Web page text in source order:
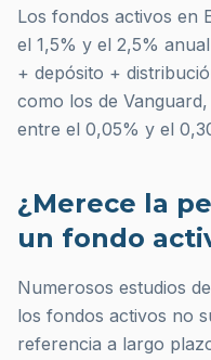
Los fondos activos en
el 1,5% y el 2,5%
+ depósito +
como los de
entre el 0,05% y el
¿Merece la
un fondo
Numerosos estudios
los fondos activos no
referencia a largo